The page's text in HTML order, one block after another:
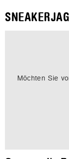
Möchten Sie